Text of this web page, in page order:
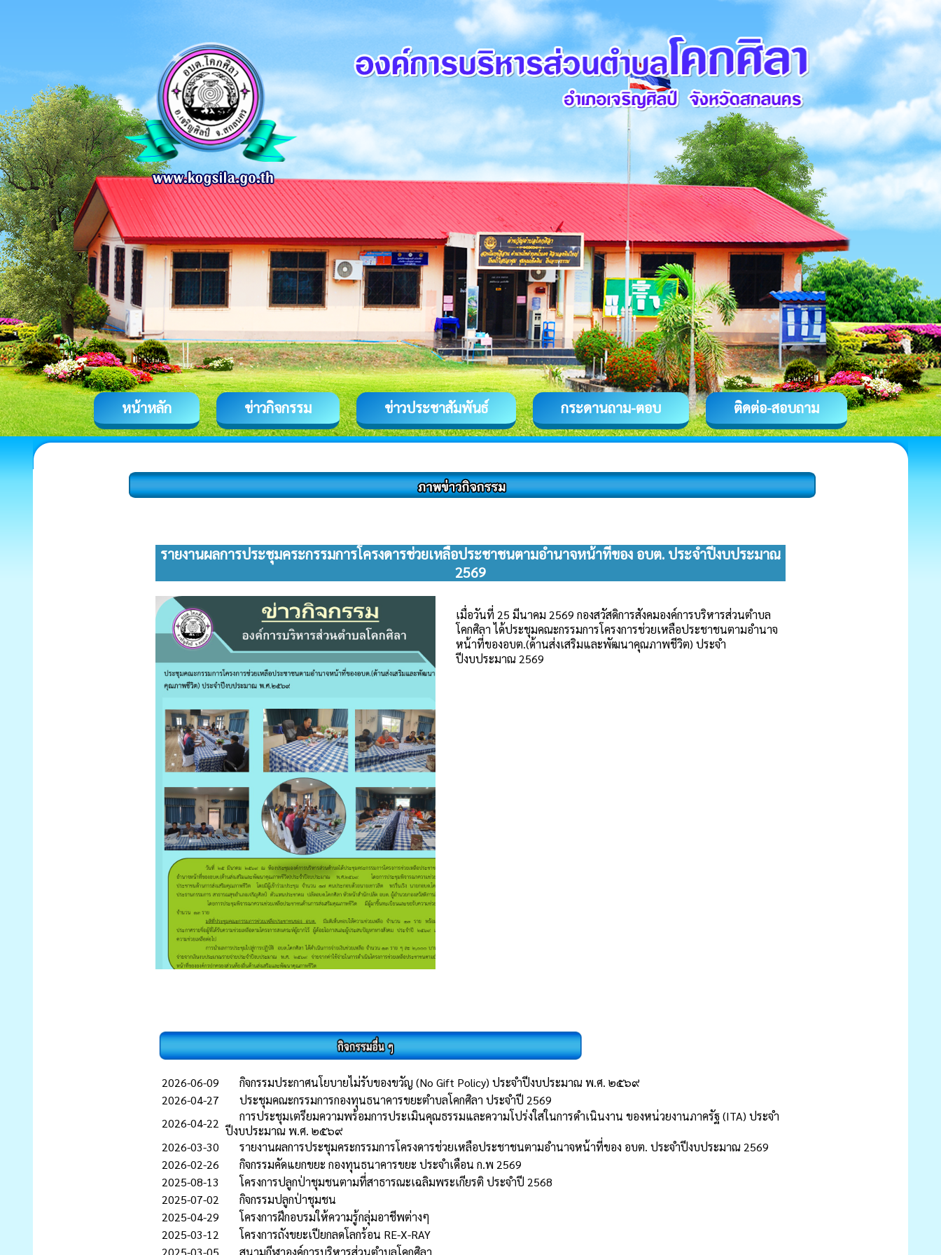
หน้าหลัก ข่าวกิจกรรม ข่าวประชาสัมพันธ์ กระดานถาม-ตอบ ติดต่อ-สอบถาม
รายงานผลการประชุมคระกรรมการโครงดารช่วยเหลือประชาชนตามอำนาจหน้าที่ของ อบต. ประจำปีงบประมาณ
2569
เมื่อวันที่ 25 มีนาคม 2569 กองสวัสดิการสังคมองค์การบริหารส่วนตำบล
โคกศิลา ได้ประชุมคณะกรรมการโครงการช่วยเหลือประชาชนตามอำนาจ
หน้าที่ของอบต.(ด้านส่งเสริมและพัฒนาคุณภาพชีวิต) ประจำ
ปีงบประมาณ 2569
2026-06-09
กิจกรรมประกาศนโยบายไม่รับของขวัญ (No Gift Policy) ประจำปีงบประมาณ พ.ศ. ๒๕๖๙
2026-04-27
ประชุมคณะกรรมการกองทุนธนาคารขยะตำบลโคกศิลา ประจำปี 2569
2026-04-22
การประชุมเตรียมความพร้อมการประเมินคุณธรรมและความโปร่งใสในการดำเนินงาน ของหน่วยงานภาครัฐ (ITA) ประจำ
ปีงบประมาณ พ.ศ. ๒๕๖๙
2026-03-30
รายงานผลการประชุมคระกรรมการโครงดารช่วยเหลือประชาชนตามอำนาจหน้าที่ของ อบต. ประจำปีงบประมาณ 2569
2026-02-26
กิจกรรมคัดแยกขยะ กองทุนธนาคารขยะ ประจำเดือน ก.พ 2569
2025-08-13
โครงการปลูกป่าชุมชนตามที่สาธารณะเฉลิมพระเกียรติ ประจำปี 2568
2025-07-02
กิจกรรมปลูกป่าชุมชน
2025-04-29
โครงการฝึกอบรมให้ความรู้กลุ่มอาชีพต่างๆ
2025-03-12
โครงการถังขยะเปียกลดโลกร้อน RE-X-RAY
2025-03-05
สนามกีฬาองค์การบริหารส่วนตำบลโคกศิลา